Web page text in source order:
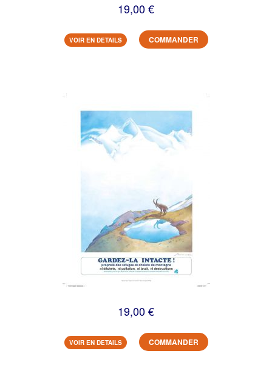
19,00 €
VOIR EN DETAILS COMMANDER
19,00 €
VOIR EN DETAILS COMMANDER